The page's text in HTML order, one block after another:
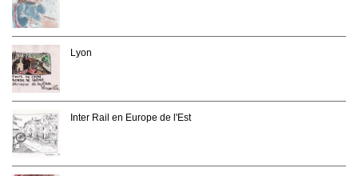
Lyon
Inter Rail en Europe de l'Est